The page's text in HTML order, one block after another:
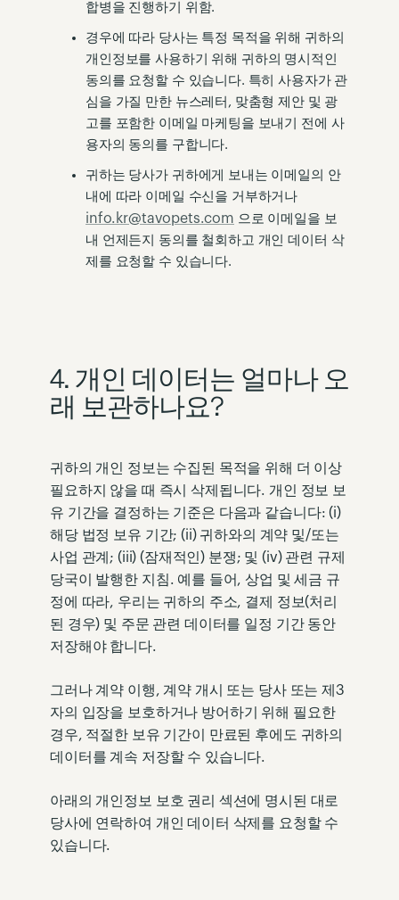
합병을 진행하기 위함.
경우에 따라 당사는 특정 목적을 위해 귀하의
개인정보를 사용하기 위해 귀하의 명시적인
동의를 요청할 수 있습니다. 특히 사용자가 관
심을 가질 만한 뉴스레터, 맞춤형 제안 및 광
고를 포함한 이메일 마케팅을 보내기 전에 사
용자의 동의를 구합니다.
귀하는 당사가 귀하에게 보내는 이메일의 안
내에 따라 이메일 수신을 거부하거나
info.kr@tavopets.com 으로 이메일을 보
내 언제든지 동의를 철회하고 개인 데이터 삭
제를 요청할 수 있습니다.
4. 개인 데이터는 얼마나 오
래 보관하나요?
귀하의 개인 정보는 수집된 목적을 위해 더 이상
필요하지 않을 때 즉시 삭제됩니다. 개인 정보 보
유 기간을 결정하는 기준은 다음과 같습니다: (i)
해당 법정 보유 기간; (ii) 귀하와의 계약 및/또는
사업 관계; (iii) (잠재적인) 분쟁; 및 (iv) 관련 규제
당국이 발행한 지침. 예를 들어, 상업 및 세금 규
정에 따라, 우리는 귀하의 주소, 결제 정보(처리
된 경우) 및 주문 관련 데이터를 일정 기간 동안
저장해야 합니다.
그러나 계약 이행, 계약 개시 또는 당사 또는 제3
자의 입장을 보호하거나 방어하기 위해 필요한
경우, 적절한 보유 기간이 만료된 후에도 귀하의
데이터를 계속 저장할 수 있습니다.
아래의 개인정보 보호 권리 섹션에 명시된 대로
당사에 연락하여 개인 데이터 삭제를 요청할 수
있습니다.